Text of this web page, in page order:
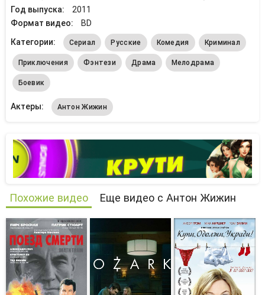
Год выпуска:
2011
Формат видео:
BD
Категории:
Сериал Русские Комедия Криминал
Приключения Фэнтези Драма Мелодрама
Боевик
Актеры: Антон Жижин
Похожие видео Еще видео с Антон Жижин